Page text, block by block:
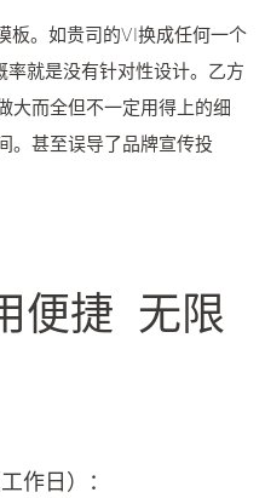
板。如贵司的VI换成任何一个
就是没有针对性设计。乙方
大而全但不一定用得上的细
。甚至误导了品牌宣传投
便捷 无限
作日）：